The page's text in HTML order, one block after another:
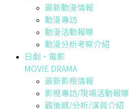
最新動漫情報
動漫專訪
動漫活動報導
動漫分析考察介紹
日劇・電影
MOVIE DRAMA
最新影視情報
影視專訪/現場活動報導
觀後感/分析/演員介紹